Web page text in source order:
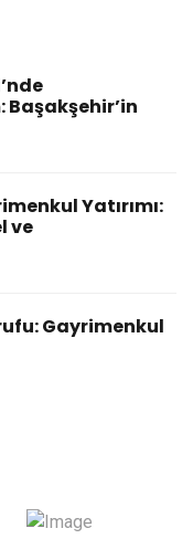
Başakşehir’in
Yatırımı:
ve
Gayrimenkul